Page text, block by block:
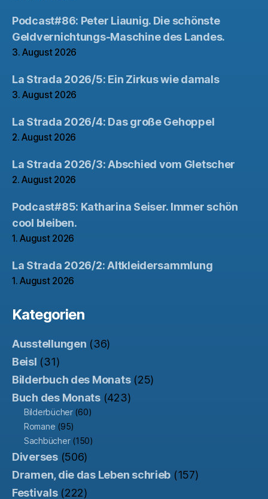
Podcast#86: Peter Liaunig. Die schönste
Geldvernichtungs-Maschine des Landes.
3. August 2026
La Strada 2026/5: Ein Zirkus wie damals
3. August 2026
La Strada 2026/4: Das große Gehoppel
2. August 2026
La Strada 2026/3: Abschied vom Gletscher
2. August 2026
Podcast#85: Katharina Seiser. Immer schön
cool bleiben.
1. August 2026
La Strada 2026/2: Altkleidersammlung
1. August 2026
Kategorien
Ausstellungen (36)
Beisl (31)
Bilderbuch des Monats(25)
Buch des Monats(423)
Bilderbücher(60)
Romane (95)
Sachbücher(150)
Diverses(506)
Dramen, die das Leben schrieb (157)
Festivals(222)